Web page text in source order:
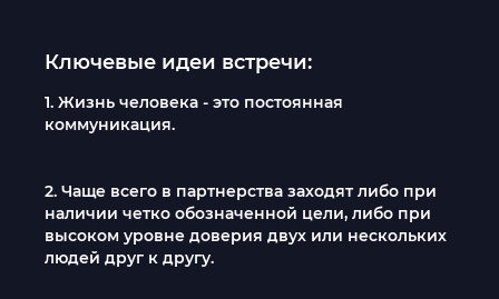
Ключевые идеи встречи:
1. Жизнь человека - это постоянная
коммуникация.
2. Чаще всего в партнерства заходят либо при
наличии четко обозначенной цели, либо при
высоком уровне доверия двух или нескольких
людей друг к другу.